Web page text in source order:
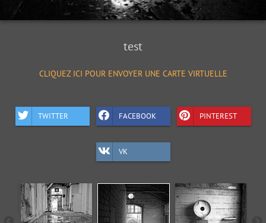
test
CLIQUEZ ICI POUR ENVOYER UNE CARTE VIRTUELLE
TWITTER FACEBOOK PINTEREST
VK